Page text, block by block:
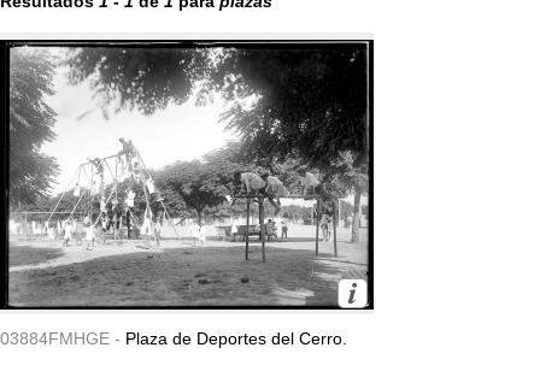
03884FMHGE - Plaza de Deportes del Cerro.